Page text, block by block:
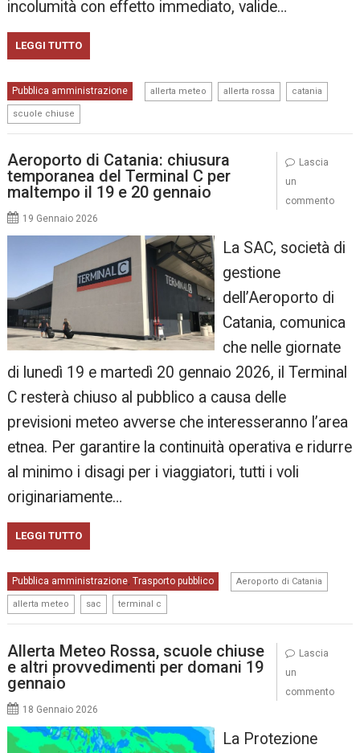
incolumità con effetto immediato, valide…
LEGGI TUTTO
Pubblica amministrazione allerta meteo allerta rossa catania
scuole chiuse
Aeroporto di Catania: chiusura
temporanea del Terminal C per
maltempo il 19 e 20 gennaio
19 Gennaio 2026
La SAC, società di
gestione
dell’Aeroporto di
Catania, comunica
che nelle giornate
di lunedì 19 e martedì 20 gennaio 2026, il Terminal
C resterà chiuso al pubblico a causa delle
previsioni meteo avverse che interesseranno l’area
etnea. Per garantire la continuità operativa e ridurre
al minimo i disagi per i viaggiatori, tutti i voli
originariamente…
LEGGI TUTTO
Pubblica amministrazione, Trasporto pubblico Aeroporto di Catania
allerta meteo sac terminal c
Lascia
un
commento
Allerta Meteo Rossa, scuole chiuse
e altri provvedimenti per domani 19
gennaio
18 Gennaio 2026
La Protezione
Lascia
un
commento